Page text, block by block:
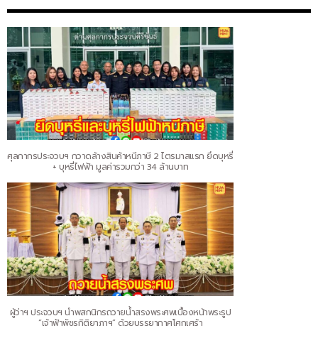
ศุลกากรประจวบฯ กวาดล้างสินค้าหนีภาษี 2 ไตรมาสแรก ยึดบุหรี่
+ บุหรี่ไฟฟ้า มูลค่ารวมกว่า 34 ล้านบาท
ผู้ว่าฯ ประจวบฯ นำพสกนิกรถวายน้ำสรงพระศพเบื้องหน้าพระรูป
“เจ้าฟ้าพัชรกิติยาภาฯ” ด้วยบรรยากาศโศกเศร้า